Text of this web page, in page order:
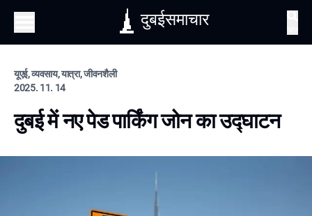
दुबईसमाचार
यूएई, व्यवसाय, यात्रा, जीवनशैली
2025. 11. 14
दुबई में नए पेड पार्किंग जोन का उद्घाटन